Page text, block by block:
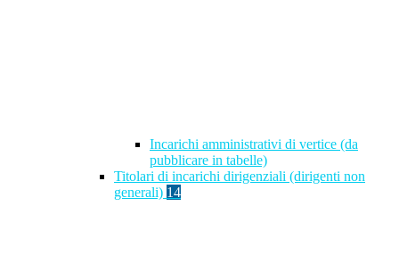
Incarichi amministrativi di vertice (da
pubblicare in tabelle)
Titolari di incarichi dirigenziali (dirigenti non
generali) 14